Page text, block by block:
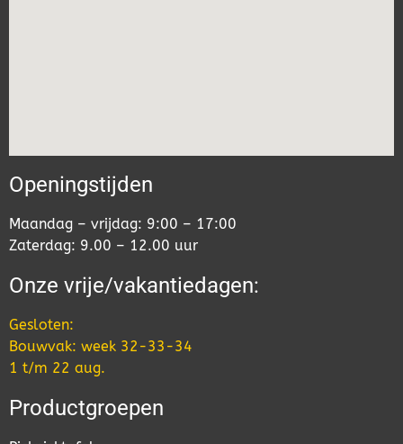
Openingstijden
Maandag – vrijdag: 9:00 – 17:00
Zaterdag: 9.00 – 12.00 uur
Onze vrije/vakantiedagen:
Gesloten:
Bouwvak: week 32-33-34
1 t/m 22 aug.
Productgroepen